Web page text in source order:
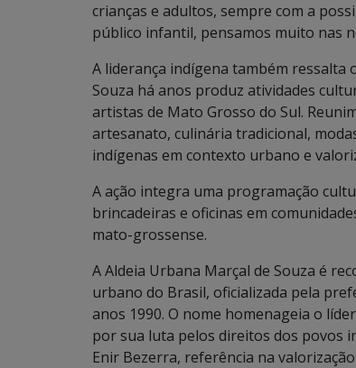
crianças e adultos, sempre com a
público infantil, pensamos muito nas
A liderança indígena também ressalta
Souza há anos produz atividades
artistas de Mato Grosso do Sul.
artesanato, culinária tradicional,
indígenas em contexto urbano e
A ação integra uma programação
brincadeiras e oficinas em
mato-grossense.
A Aldeia Urbana Marçal de Souza é
urbano do Brasil, oficializada pela
anos 1990. O nome homenageia o
por sua luta pelos direitos dos povos
Enir Bezerra, referência na